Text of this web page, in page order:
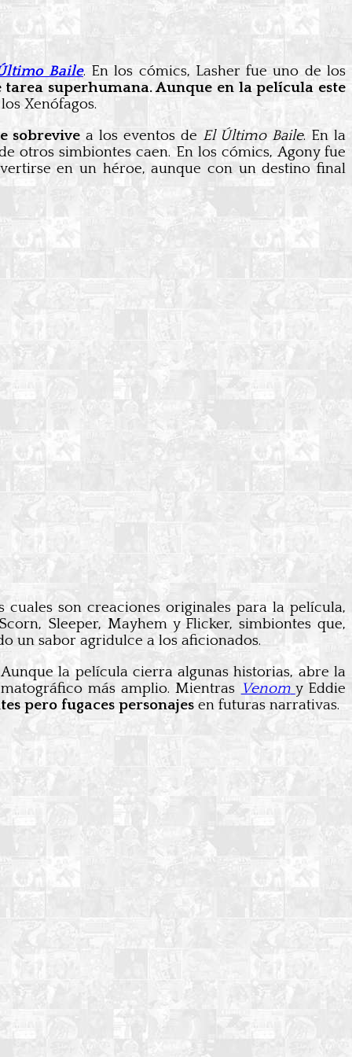
Baile. En los cómics, Lasher fue uno de los
tarea superhumana. Aunque en la película este
Xenófagos.
sobrevive a los eventos de El Último Baile. En la
otros simbiontes caen. En los cómics, Agony fue
en un héroe, aunque con un destino final
cuales son creaciones originales para la película,
Sleeper, Mayhem y Flicker, simbiontes que,
un sabor agridulce a los aficionados.
la película cierra algunas historias, abre la
más amplio. Mientras Venom y Eddie
pero fugaces personajes en futuras narrativas.